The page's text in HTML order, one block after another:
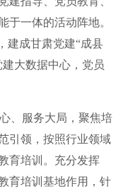
于一体的活动阵地。
建成甘肃党建“成县
大数据中心，党员
、服务大局，聚焦培
引领，按照行业领域
育培训。充分发挥
育培训基地作用，针